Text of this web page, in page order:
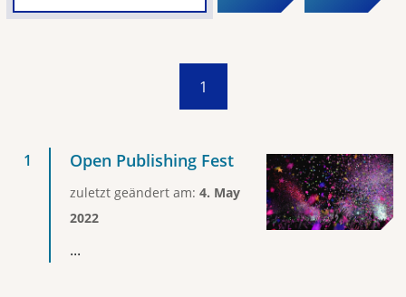
1
Open Publishing Fest
zuletzt geändert am: 4. May
2022
...